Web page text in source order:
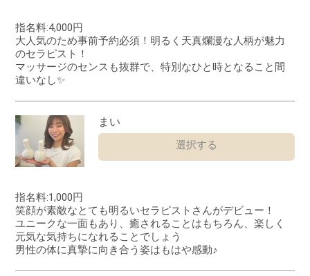
指名料:4,000円
大人気のため事前予約必須！明るく天真爛漫な人柄が魅力
のセラピスト！
マッサージのセンスも抜群で、特別なひと時となること間
違いなし✨
指名料:1,000円
笑顔が素敵なとても明るいセラピストさんがデビュー！
ユニークな一面もあり、癒されることはもちろん、楽しく
元気な気持ちになれることでしょう
男性の体に真摯に向き合う姿はもはや感動♪
まい
選択する